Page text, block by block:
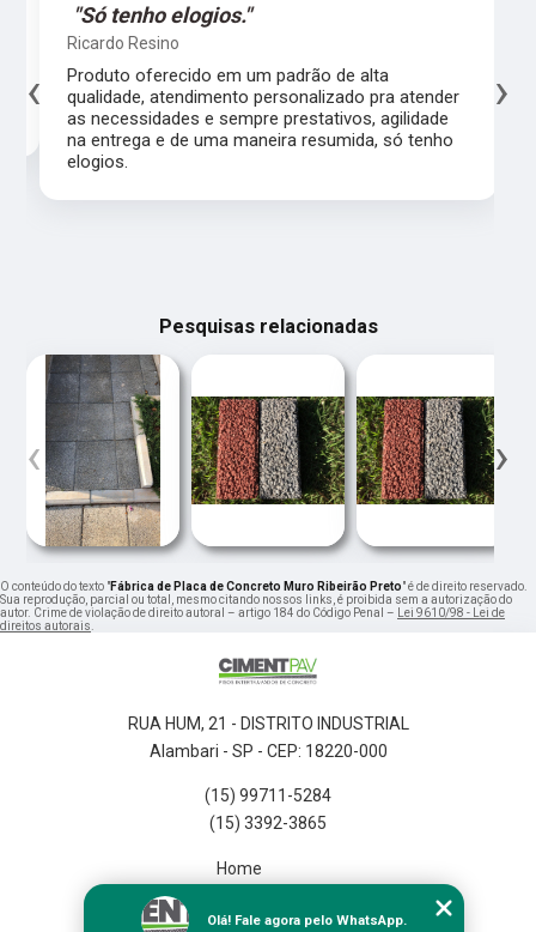
"Só tenho elogios."
Ricardo Resino
Produto oferecido em um padrão de alta
qualidade, atendimento personalizado pra atender
as necessidades e sempre prestativos, agilidade
na entrega e de uma maneira resumida, só tenho
elogios.
‹ ›
Pesquisas relacionadas
‹ ›
O conteúdo do texto "Fábrica de Placa de Concreto Muro Ribeirão Preto" é de direito reservado.
Sua reprodução, parcial ou total, mesmo citando nossos links, é proibida sem a autorização do
autor. Crime de violação de direito autoral – artigo 184 do Código Penal –
Lei 9610/98 - Lei de
direitos autorais
RUA HUM, 21 - DISTRITO INDUSTRIAL
Alambari - SP - CEP: 18220-000
(15) 99711-5284
(15) 3392-3865
Home
Missão
Olá! Fale agora pelo WhatsApp.